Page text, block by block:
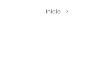
Inicio >